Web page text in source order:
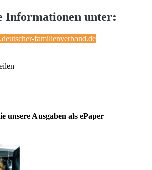
Informationen unter:
familienverband.de
unsere Ausgaben als ePaper